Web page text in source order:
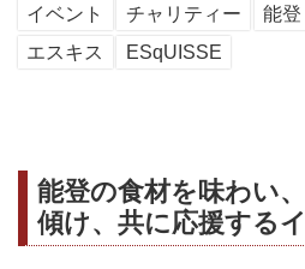
イベント チャリティー 能登
エスキス
ESqUISSE
能登の食材を味わい
傾け、共に応援する